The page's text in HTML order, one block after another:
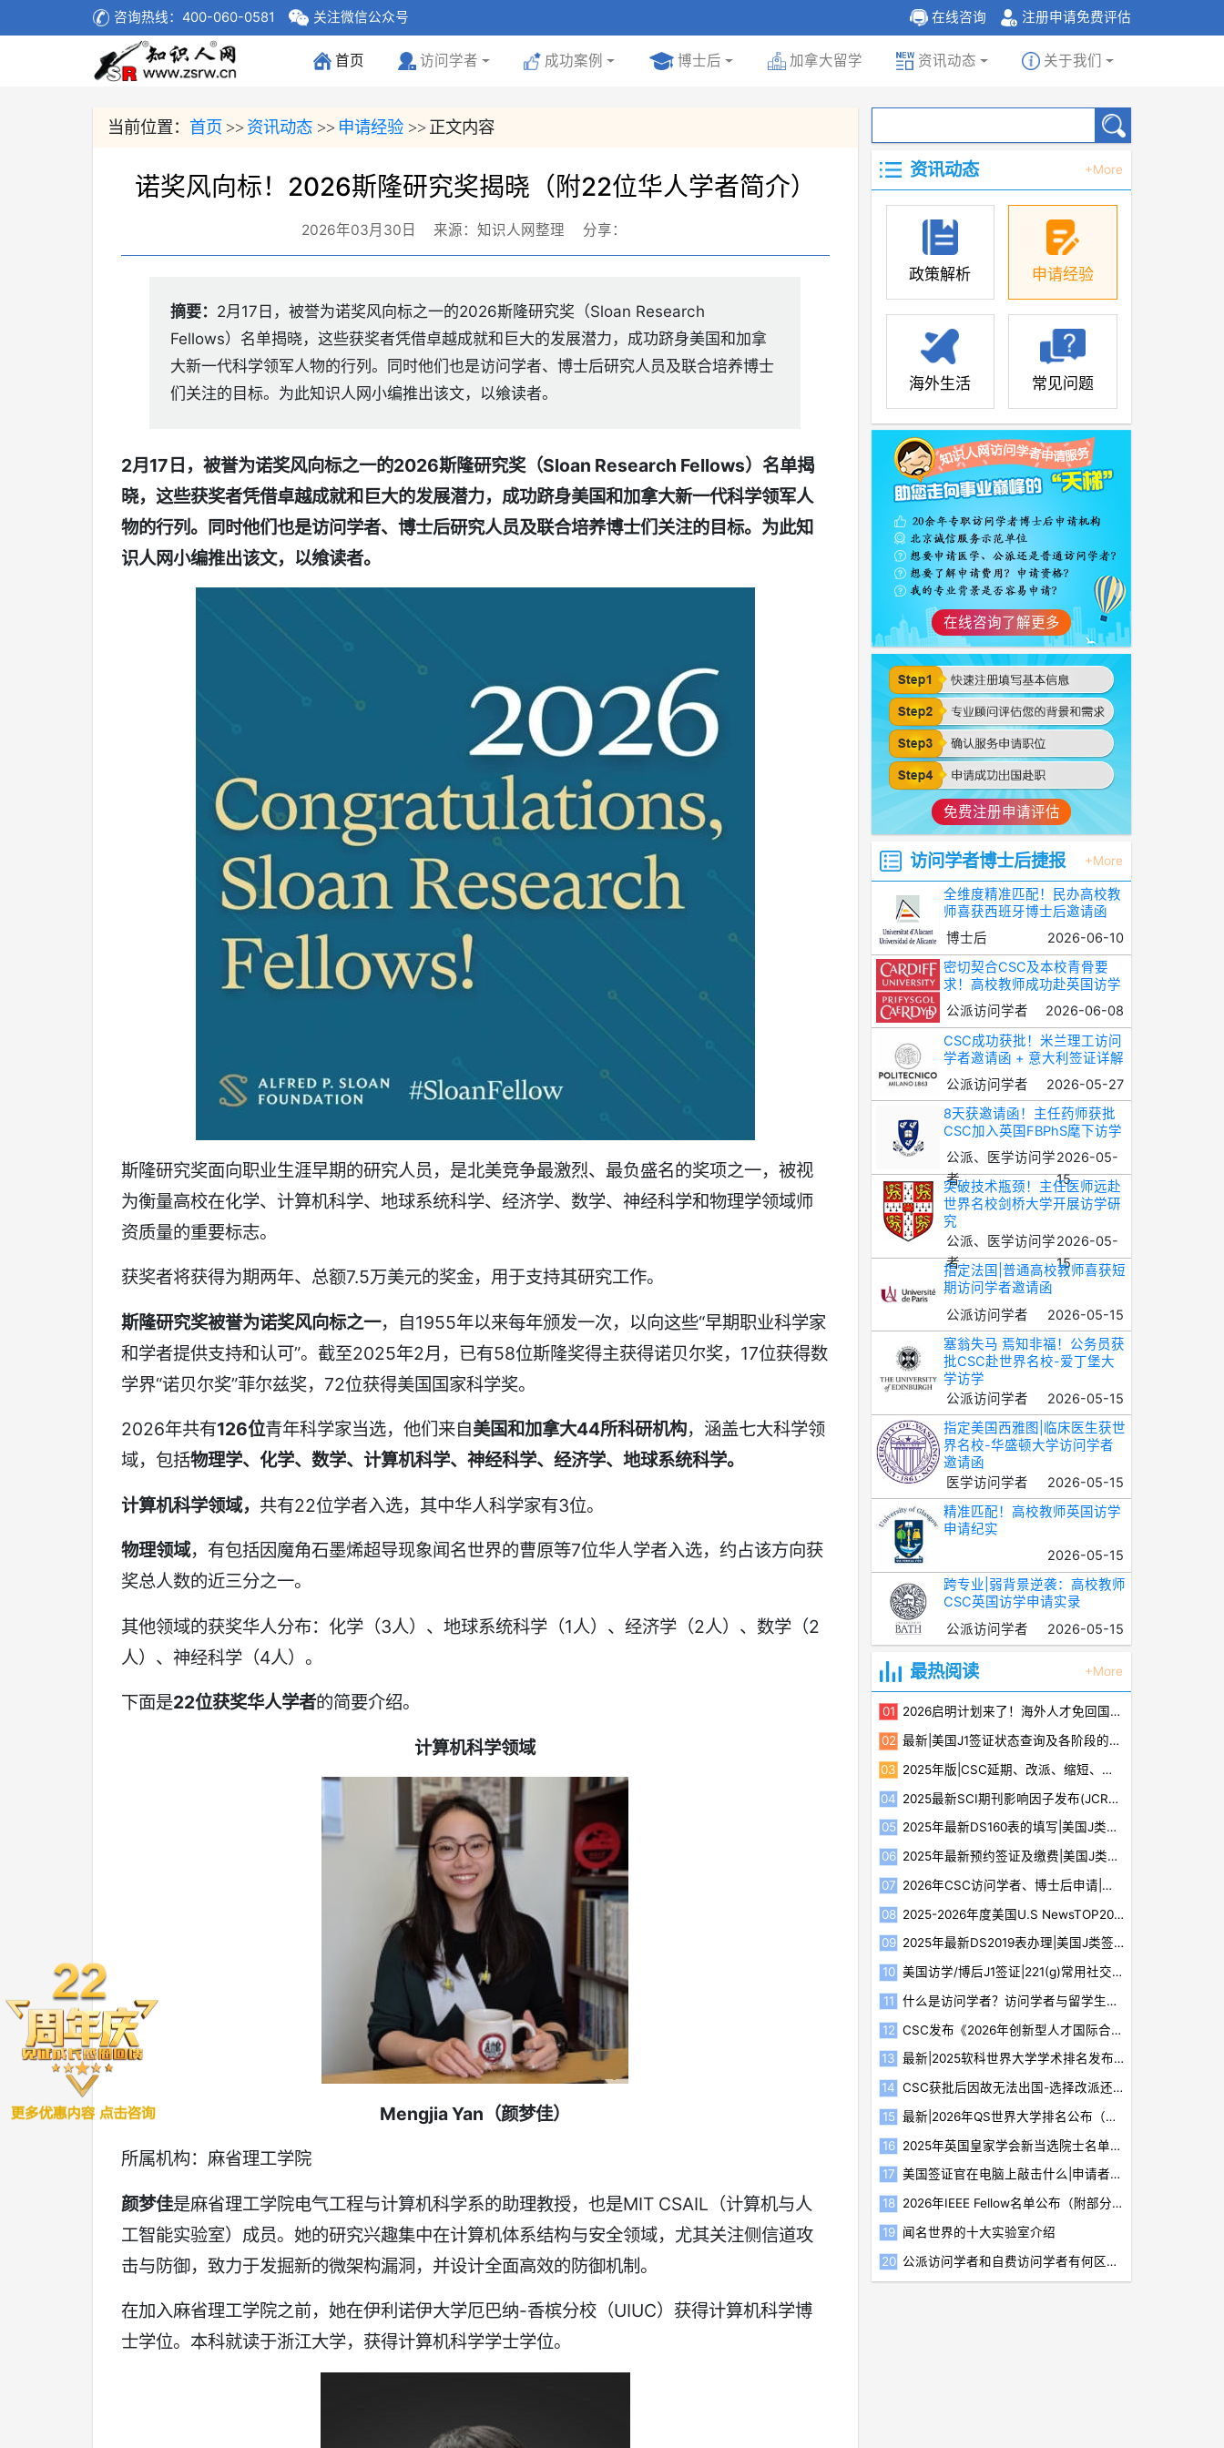
咨询热线：400-060-0581 关注微信公众号 注册申请免费评估
在线咨询
首页
(current)
访问学者 成功案例 博士后 加拿大留学 资讯动态 关于我们
当前位置： 首页 >> 资讯动态 >> 申请经验 >> 正文内容
诺奖风向标！2026斯隆研究奖揭晓（附22位华人学者简介）
2026年03月30日 来源：知识人网整理 分享：
摘要： 2月17日，被誉为诺奖风向标之一的2026斯隆研究奖（Sloan Research
Fellows）名单揭晓，这些获奖者凭借卓越成就和巨大的发展潜力，成功跻身美国和加拿
大新一代科学领军人物的行列。同时他们也是访问学者、博士后研究人员及联合培养博士
们关注的目标。为此知识人网小编推出该文，以飨读者。
2月17日，被誉为诺奖风向标之一的2026斯隆研究奖（Sloan Research Fellows）名单揭
晓，这些获奖者凭借卓越成就和巨大的发展潜力，成功跻身美国和加拿大新一代科学领军人
物的行列。同时他们也是访问学者、博士后研究人员及联合培养博士们关注的目标。为此知
识人网小编推出该文，以飨读者。
斯隆研究奖面向职业生涯早期的研究人员，是北美竞争最激烈、最负盛名的奖项之一，被视
为衡量高校在化学、计算机科学、地球系统科学、经济学、数学、神经科学和物理学领域师
资质量的重要标志。
获奖者将获得为期两年、总额7.5万美元的奖金，用于支持其研究工作。
斯隆研究奖被誉为诺奖风向标之一，自1955年以来每年颁发一次，以向这些“早期职业科学家
和学者提供支持和认可”。截至2025年2月，已有58位斯隆奖得主获得诺贝尔奖，17位获得数
学界“诺贝尔奖”菲尔兹奖，72位获得美国国家科学奖。
2026年共有126位青年科学家当选，他们来自美国和加拿大44所科研机构，涵盖七大科学领
域，包括物理学、化学、数学、计算机科学、神经科学、经济学、地球系统科学。
计算机科学领域， 共有22位学者入选，其中华人科学家有3位。
物理领域，有包括因魔角石墨烯超导现象闻名世界的曹原等7位华人学者入选，约占该方向获
奖总人数的近三分之一。
其他领域的获奖华人分布：化学（3人）、地球系统科学（1人）、经济学（2人）、数学（2
人）、神经科学（4人）。
下面是22位获奖华人学者的简要介绍。
计算机科学领域
Mengjia Yan （颜梦佳）
所属机构：麻省理工学院
颜梦佳是麻省理工学院电气工程与计算机科学系的助理教授，也是MIT CSAIL（计算机与人
工智能实验室）成员。她的研究兴趣集中在计算机体系结构与安全领域，尤其关注侧信道攻
击与防御，致力于发掘新的微架构漏洞，并设计全面高效的防御机制。
在加入麻省理工学院之前，她在伊利诺伊大学厄巴纳-香槟分校（UIUC）获得计算机科学博
士学位。本科就读于浙江大学，获得计算机科学学士学位。
资讯动态 +More
政策解析 申请经验
海外生活 常见问题
在线咨询了解更多
免费注册申请评估
访问学者博士后捷报 +More
全维度精准匹配！民办高校教
师喜获西班牙博士后邀请函
博士后
2026-06-10
密切契合CSC及本校青骨要
求！高校教师成功赴英国访学
公派访问学者
2026-06-08
CSC成功获批！米兰理工访问
学者邀请函 + 意大利签证详解
公派访问学者
2026-05-27
8天获邀请函！主任药师获批
CSC加入英国FBPhS麾下访学
公派、医学访问学
者
2026-05-
15
突破技术瓶颈！主任医师远赴
世界名校剑桥大学开展访学研
究
公派、医学访问学
者
2026-05-
15
指定法国|普通高校教师喜获短
期访问学者邀请函
公派访问学者
2026-05-15
塞翁失马 焉知非福！公务员获
批CSC赴世界名校-爱丁堡大
学访学
公派访问学者
2026-05-15
指定美国西雅图|临床医生获世
界名校-华盛顿大学访问学者
邀请函
医学访问学者
2026-05-15
精准匹配！高校教师英国访学
申请纪实
2026-05-15
跨专业|弱背景逆袭：高校教师
CSC英国访学申请实录
公派访问学者
2026-05-15
最热阅读 +More
2026启明计划来了！海外人才免回国即享最高500万资助
最新|美国J1签证状态查询及各阶段的含义
2025年版|CSC延期、改派、缩短、放弃等最新规定
2025最新SCI期刊影响因子发布(JCR2024)（含Top600榜单）
2025年最新DS160表的填写|美国J类签证教程（三）
2025年最新预约签证及缴费|美国J类签证教程（四）
2026年CSC访问学者、博士后申请|评审标准细则分析及建议
2025-2026年度美国U.S NewsTOP20最佳医院榜单及15个专科排名
2025年最新DS2019表办理|美国J类签证教程（一）
美国访学/博后J1签证|221(g)常用社交媒体补件注意事项
什么是访问学者？访问学者与留学生有什么区别？
CSC发布《2026年创新型人才国际合作培养项目指南》
最新|2025软科世界大学学术排名发布（附Top200榜单）
CSC获批后因故无法出国-选择改派还是放弃
最新|2026年QS世界大学排名公布（附前200榜单）
2025年英国皇家学会新当选院士名单揭晓（附部分华人当选者简介）
美国签证官在电脑上敲击什么|申请者应如何应对
2026年IEEE Fellow名单公布（附部分新晋华人学者简介）
闻名世界的十大实验室介绍
公派访问学者和自费访问学者有何区别？